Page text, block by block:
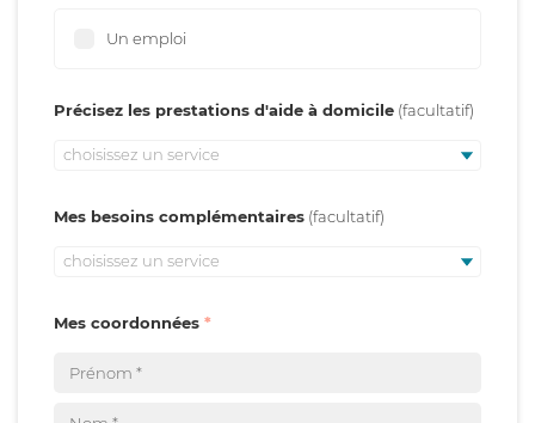
Un emploi
Précisez les prestations d'aide à domicile
choisissez un service
Mes besoins complémentaires
choisissez un service
Mes coordonnées